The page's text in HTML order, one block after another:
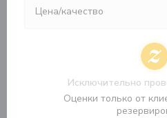
Цена/качество
Исключительно
Оценки только от